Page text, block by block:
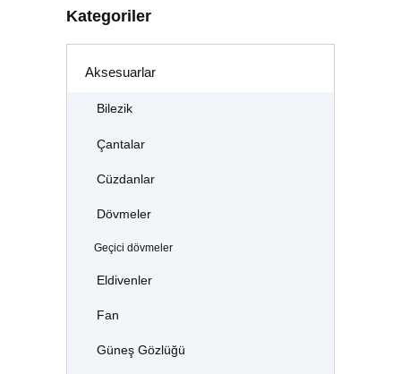
Kategoriler
Aksesuarlar
Bilezik
Çantalar
Cüzdanlar
Dövmeler
Geçici dövmeler
Eldivenler
Fan
Güneş Gözlüğü